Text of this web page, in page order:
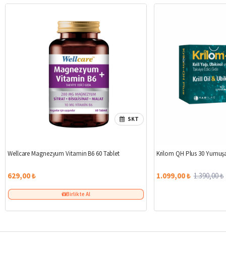
SKT
Wellcare Magnezyum Vitamin B6 60 Tablet
629,00 ₺
Birlikte Al
Krilom QH Plus 30
1.099,00 ₺ 1.390,00 ₺